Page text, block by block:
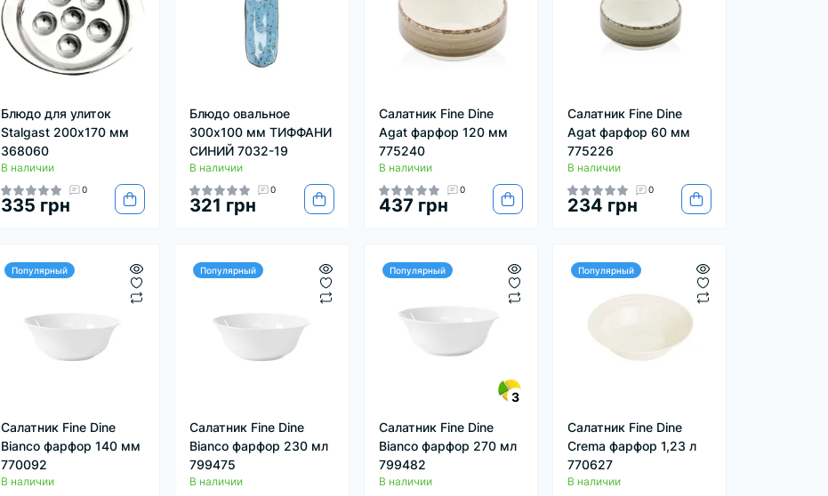
Блюдо для улиток
Stalgast 200х170 мм
368060
В наличии
0
335 грн
Блюдо овальное
300х100 мм ТИФФАНИ
СИНИЙ 7032-19
В наличии
0
321 грн
Салатник Fine Dine
Agat фарфор 120 мм
775240
В наличии
0
437 грн
Салатник Fine Dine
Agat фарфор 60 мм
775226
В наличии
0
234 грн
Популярный
Салатник Fine Dine
Bianco фарфор 140 мм
770092
В наличии
Популярный
Салатник Fine Dine
Bianco фарфор 230 мл
799475
В наличии
Популярный
3
Салатник Fine Dine
Bianco фарфор 270 мл
799482
В наличии
Популярный
Салатник Fine Dine
Crema фарфор 1,23 л
770627
В наличии